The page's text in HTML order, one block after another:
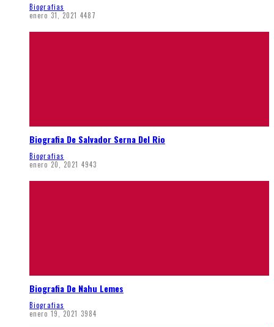
Biografias
enero 31, 2021 4487
Biografia De Salvador Serna Del Rio
Biografias
enero 20, 2021 4943
Biografia De Nahu Lemes
Biografias
enero 19, 2021 3984